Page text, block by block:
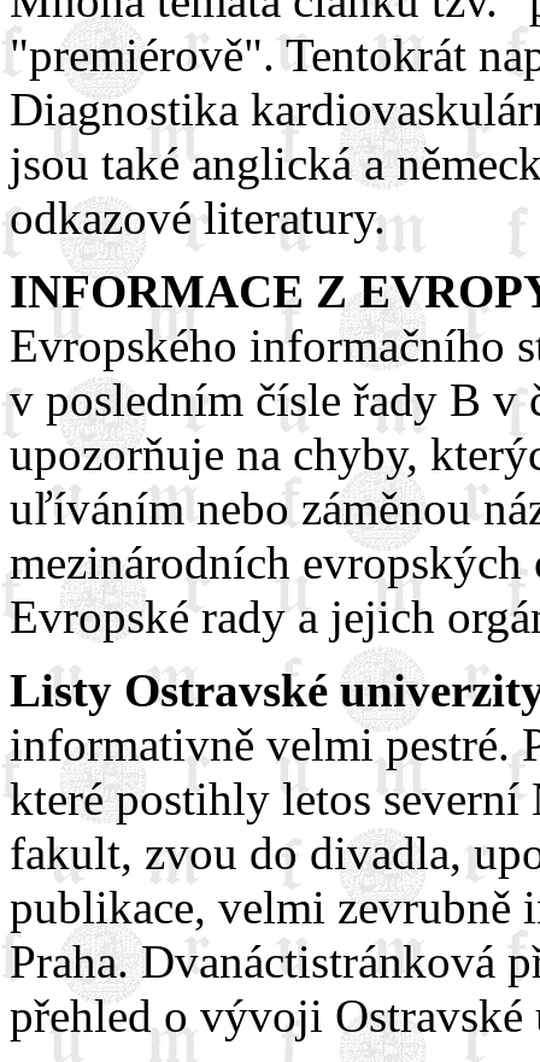
"premiérově". Tentokrát
Diagnostika
jsou také anglická a
odkazové literatury.
INFORMACE Z
Evropského informačního
v posledním čísle řady B v
upozorňuje na chyby,
uľíváním nebo záměnou
mezinárodních
Evropské rady a jejich
Listy Ostravské
informativně velmi pestré.
které postihly letos
fakult, zvou do divadla,
publikace, velmi
Praha. Dvanáctistránková
přehled o vývoji